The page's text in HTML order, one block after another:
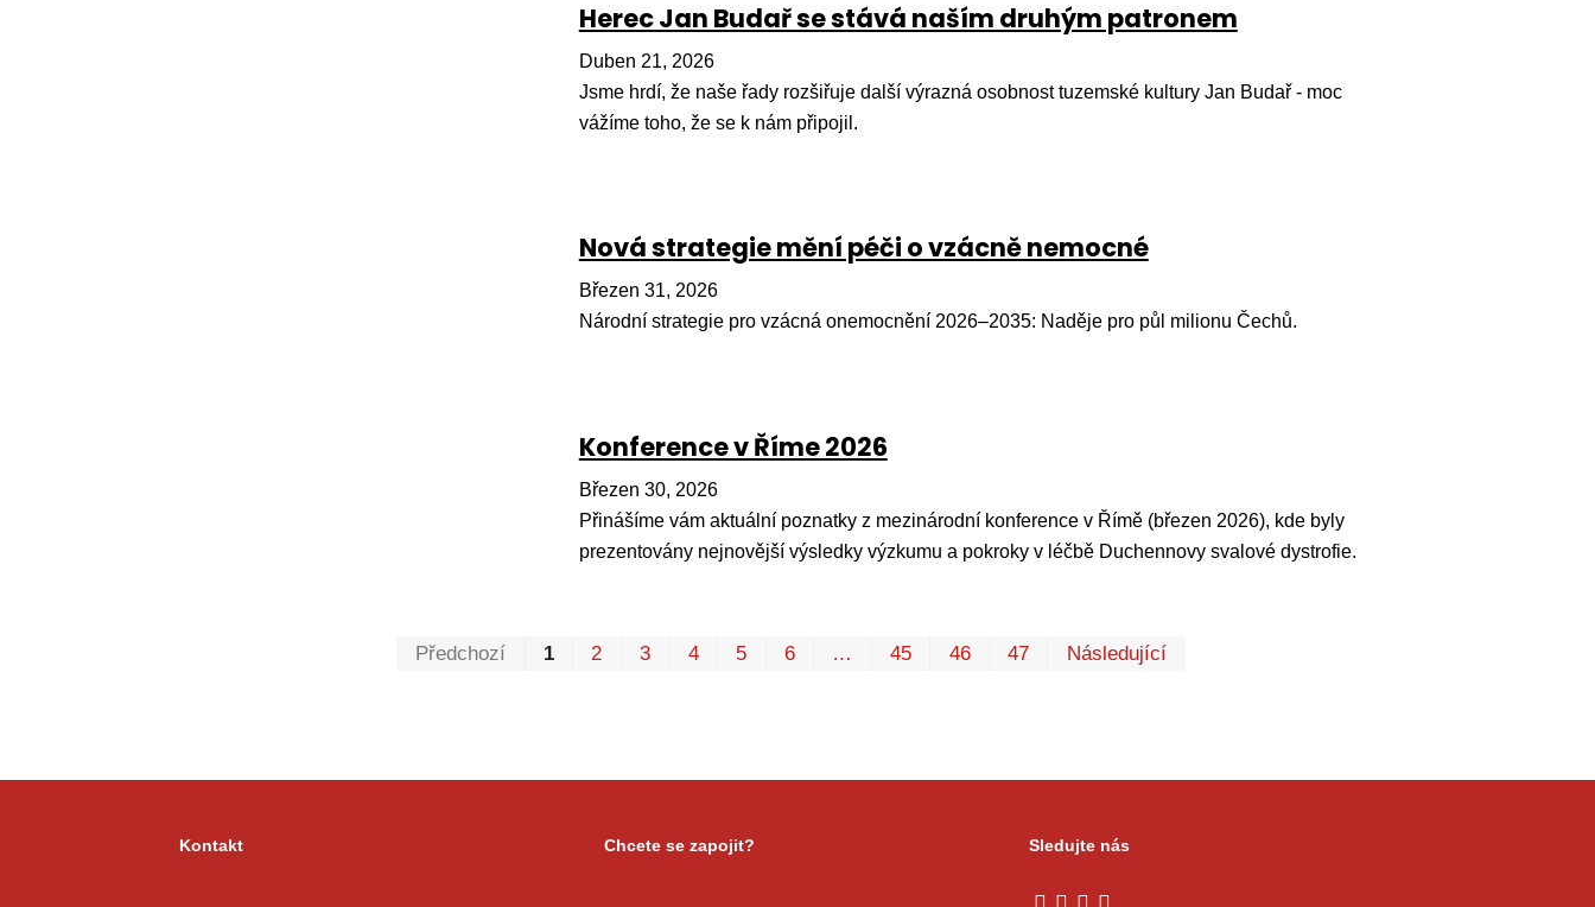
Herec Jan Budař se stává naším druhým patronem
Duben 21, 2026
Jsme hrdí, že naše řady rozšiřuje další výrazná osobnost tuzemské kultury Jan Budař - moc
vážíme toho, že se k nám připojil.
Nová strategie mění péči o vzácně nemocné
Březen 31, 2026
Národní strategie pro vzácná onemocnění 2026–2035: Naděje pro půl milionu Čechů.
Konference v Říme 2026
Březen 30, 2026
Přinášíme vám aktuální poznatky z mezinárodní konference v Římě (březen 2026), kde byly
prezentovány nejnovější výsledky výzkumu a pokroky v léčbě Duchennovy svalové dystrofie.
Předchozí 1 2 3 4 5 6 … 45 46 47 Následující
Kontakt Chcete se zapojit? Sledujte nás